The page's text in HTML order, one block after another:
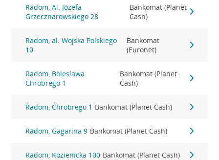
Radom, Al. Józefa
Grzecznarowskiego 28
Bankomat (Planet
Cash)
Radom, al. Wojska Polskiego
10
Bankomat
(Euronet)
Radom, Boleslawa
Chrobrego 1
Bankomat (Planet
Cash)
Radom, Chrobrego 1 Bankomat (Planet Cash)
Radom, Gagarina 9 Bankomat (Planet Cash)
Radom, Kozienicka 100 Bankomat (Planet Cash)